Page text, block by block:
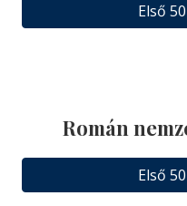
Első
Román
Első